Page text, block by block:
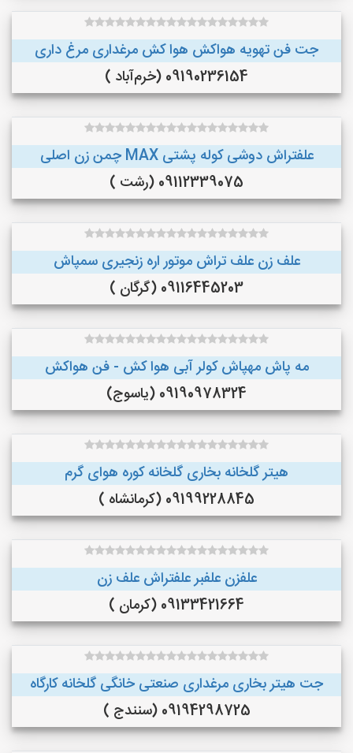
جت فن تهویه هواکش هوا کش مرغداری مرغ داری
09190236154 (خرم‌آباد )
علفتراش دوشی کوله پشتی MAX چمن زن اصلی
09112339075 (رشت )
علف زن علف تراش موتور اره زنجیری سمپاش
09116445203 (گرگان )
مه پاش مهپاش کولر آبی هوا کش - فن هواکش
09190978324 (یاسوج)
هیتر گلخانه بخاری گلخانه کوره هوای گرم
09199228845 (کرمانشاه )
علفزن علفبر علفتراش علف زن
09133421664 (کرمان )
جت هیتر بخاری مرغداری صنعتی خانگی گلخانه کارگاه
09194298725 (سنندج )